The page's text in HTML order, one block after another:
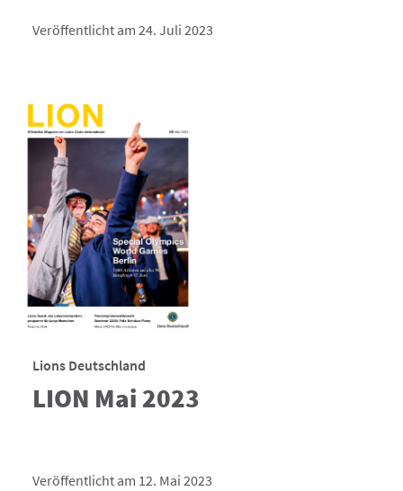
Veröffentlicht am 24. Juli 2023
Lions Deutschland
LION Mai 2023
Veröffentlicht am 12. Mai 2023